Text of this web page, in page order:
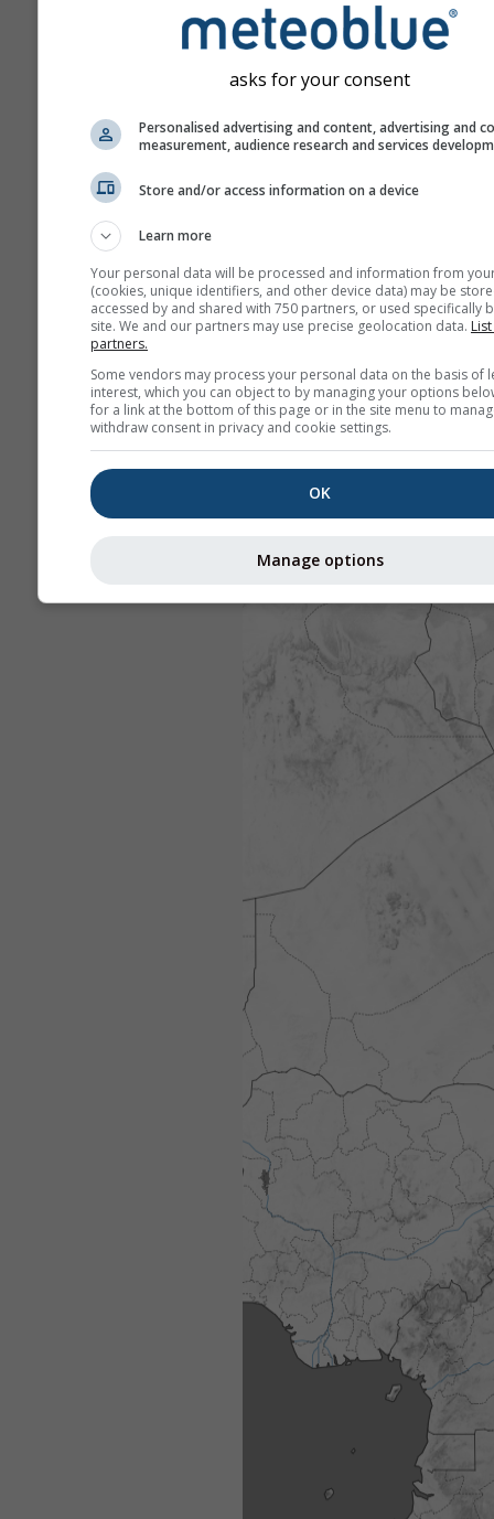
asks for your consent
Personalised advertising and content, advertising and
measurement, audience research and services
Store and/or access information on a device
Learn more
Your personal data will be processed and information from
(cookies, unique identifiers, and other device data) may be
accessed by and shared with 750 partners, or used specifically
site. We and our partners may use precise geolocation data.
partners.
Some vendors may process your personal data on the basis of
interest, which you can object to by managing your options
for a link at the bottom of this page or in the site menu to
withdraw consent in privacy and cookie settings.
OK
Manage options